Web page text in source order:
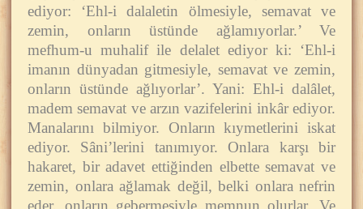
ediyor: ‘Ehl-i dalaletin ölmesiyle, semavat ve
zemin, onların üstünde ağlamıyorlar.’ Ve
mefhum-u muhalif ile delalet ediyor ki: ‘Ehl-i
imanın dünyadan gitmesiyle, semavat ve zemin,
onların üstünde ağlıyorlar’. Yani: Ehl-i dalâlet,
madem semavat ve arzın vazifelerini inkâr ediyor.
Manalarını bilmiyor. Onların kıymetlerini iskat
ediyor. Sâni’lerini tanımıyor. Onlara karşı bir
hakaret, bir adavet ettiğinden elbette semavat ve
zemin, onlara ağlamak değil, belki onlara nefrin
eder, onların gebermesiyle memnun olurlar. Ve